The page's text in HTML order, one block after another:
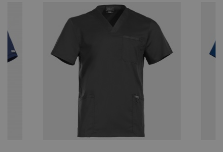
NECLASIFICATE